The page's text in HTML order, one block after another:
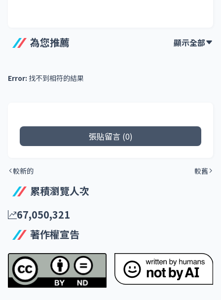
為您推薦 顯示全部
Error: 找不到相符的結果
張貼留言 (0)
較新的 較舊
累積瀏覽人次
67,050,321
著作權宣告